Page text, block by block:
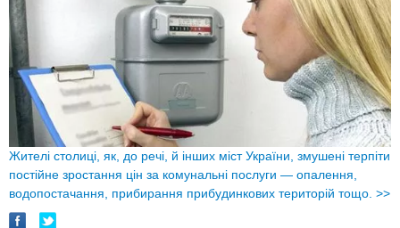
Жителі столиці, як, до речі, й інших міст України, змушені терпіти
постійне зростання цін за комунальні послуги — опалення,
водопостачання, прибирання прибудинкових територій тощо. >>